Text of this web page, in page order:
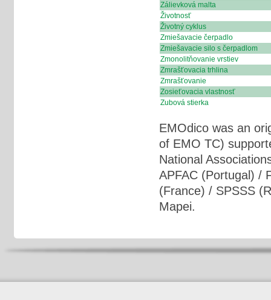
Zálievková malta
Životnosť
Životný cyklus
Zmiešavacie čerpadlo
Zmiešavacie silo s čerpadlom
Zmonolitňovanie vrstiev
Zmrašťovacia trhlina
Zmrašťovanie
Zosieťovacia vlastnosť
Zubová stierka
EMOdico was an
of EMO TC)
National
APFAC (Portugal) /
(France) / SPSSS
Mapei.